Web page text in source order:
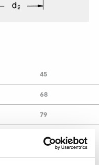
45
68
79
54
5,5